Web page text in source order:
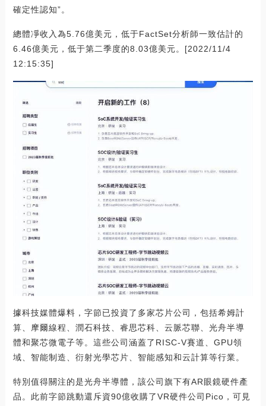
確定性認知”。
總體凈收入為5.76億美元，低于FactSet分析師一致估計的
6.46億美元，低于第二季度的8.03億美元。[2022/11/4
12:15:35]
據科技媒體爆料，字節已投資了多家芯片公司，包括希姆計
算、摩爾線程、潤石科技、睿思芯科、云脈芯聯、光舟半導
體和聚芯微電子等。這些公司涵蓋了RISC-V賽道、GPU領
域、智能制造、衍射光學芯片、智能感知和云計算等行業。
特別值得關注的是光舟半導體，該公司旗下有AR眼鏡硬件產
品。此前字節跳動還斥資90億收購了VR硬件公司Pico，可見